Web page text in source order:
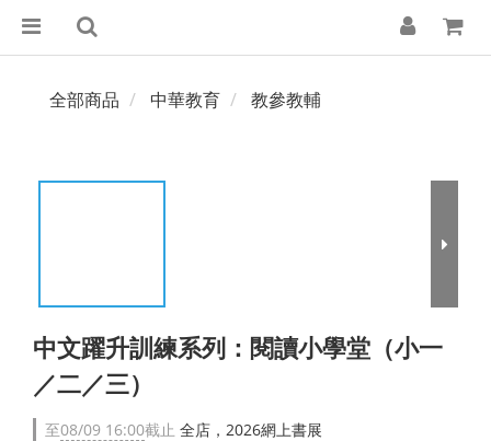
全部商品 中華教育 教參教輔
中文躍升訓練系列：閱讀小學堂（小一
／二／三）
至08/09 16:00截止 全店，2026網上書展